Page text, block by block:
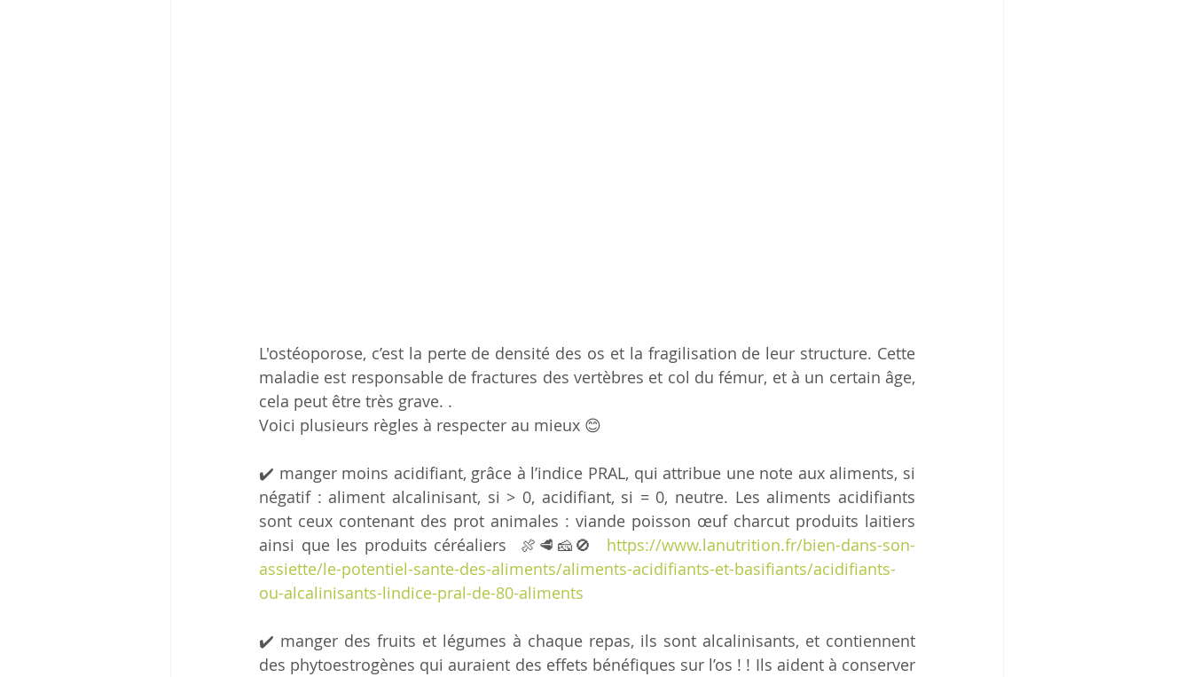
L'ostéoporose, c’est la perte de densité des os et la fragilisation de leur structure. Cette
maladie est responsable de fractures des vertèbres et col du fémur, et à un certain âge,
cela peut être très grave. .
Voici plusieurs règles à respecter au mieux 😊
✔️ manger moins acidifiant, grâce à l’indice PRAL, qui attribue une note aux aliments, si
négatif : aliment alcalinisant, si > 0, acidifiant, si = 0, neutre. Les aliments acidifiants
sont ceux contenant des prot animales : viande poisson œuf charcut produits laitiers
ainsi que les produits céréaliers  🍖🥩🧀🚫 https://www.lanutrition.fr/bien-dans-son-
assiette/le-potentiel-sante-des-aliments/aliments-acidifiants-et-basifiants/acidifiants-
ou-alcalinisants-lindice-pral-de-80-aliments
✔️ manger des fruits et légumes à chaque repas, ils sont alcalinisants, et contiennent
des phytoestrogènes qui auraient des effets bénéfiques sur l’os ! ! Ils aident à conserver